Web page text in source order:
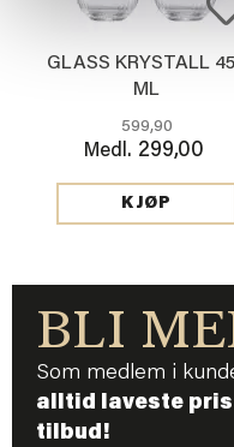
GLASS KRYSTALL
ML
599,90
Medl. 299,00
KJØP
BLI
Som medlem i
alltid laveste pris
tilbud!